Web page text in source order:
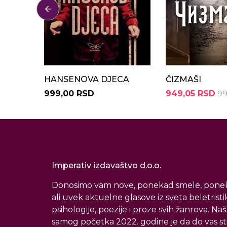
HANSENOVA DJECA
999,00 RSD
ČIZMAŠI
949,05 RSD
Imperativ izdavaštvo d.o.o.
Donosimo vam nove, ponekad smele,
ali uvek aktuelne glasove iz sveta
psihologije, poezije i proze svih žanrova.
samog početka 2022. godine je da do vas